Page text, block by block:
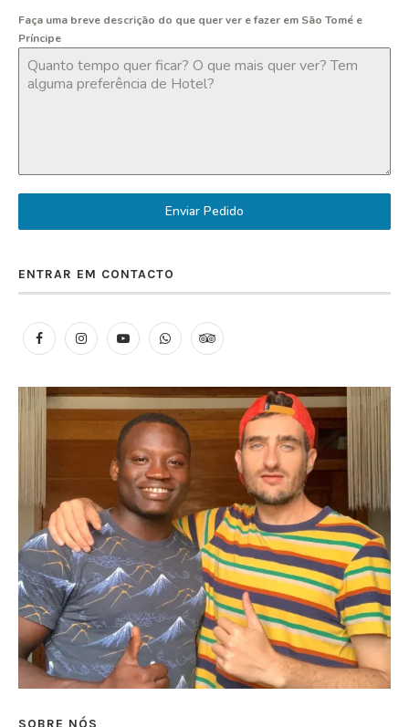
Faça uma breve descrição do que quer ver e fazer em São Tomé e
Príncipe
Enviar Pedido
ENTRAR EM CONTACTO
SOBRE NÓS